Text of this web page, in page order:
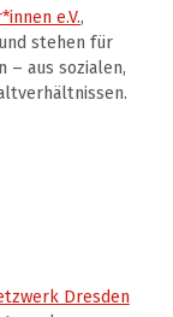
e.V.,
stehen für
– aus sozialen,
Dresden